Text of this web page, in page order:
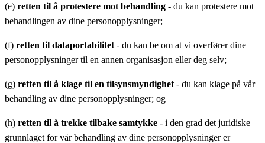
(e) retten til å protestere mot behandling - du kan protestere mot
behandlingen av dine personopplysninger;
(f) retten til dataportabilitet - du kan be om at vi overfører dine
personopplysninger til en annen organisasjon eller deg selv;
(g) retten til å klage til en tilsynsmyndighet - du kan klage på vår
behandling av dine personopplysninger; og
(h) retten til å trekke tilbake samtykke - i den grad det juridiske
grunnlaget for vår behandling av dine personopplysninger er